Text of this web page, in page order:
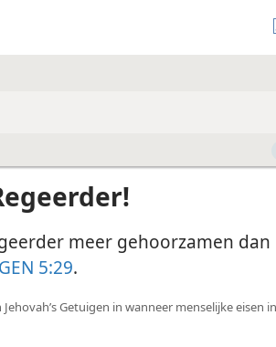
meer gehoorzamen dan
5:29.
Getuigen in wanneer menselijke eisen